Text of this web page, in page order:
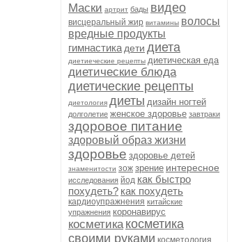
Маски артрит бады видео
висцеральный жир витамины волосы
вредные продукты
гимнастика дети диета
диетиеческие рецепты диетическая еда
диетические блюда
диетические рецепты
диетология диеты дизайн ногтей
долголетие женское здоровье завтраки
здоровое питание
здоровый образ жизни
здоровье здоровье детей
знаменитости зож зрение интересное
исследования йод как быстро
похудеть? как похудеть
кардиоупражнения китайские
упражнения коронавирус
косметика косметика
своими руками косметология